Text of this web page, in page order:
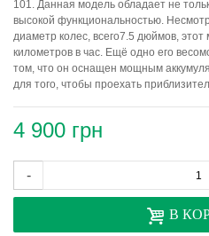
101. Данная модель обладает не
высокой функциональностью.
диаметр колес, всего7.5 дюймов,
километров в час. Ещё одно его
том, что он оснащен мощным
для того, чтобы проехать
4 900 грн
-
В